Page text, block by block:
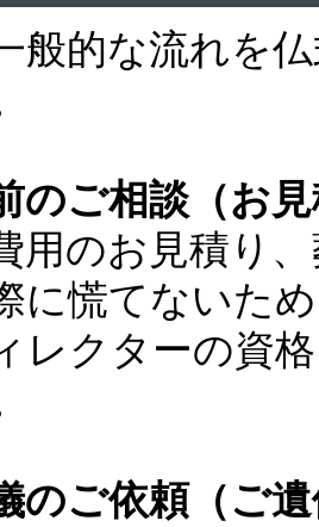
般的な流れを
のご相談（お
のお見積り、
に慌てないた
レクターの資
のご依頼（ご